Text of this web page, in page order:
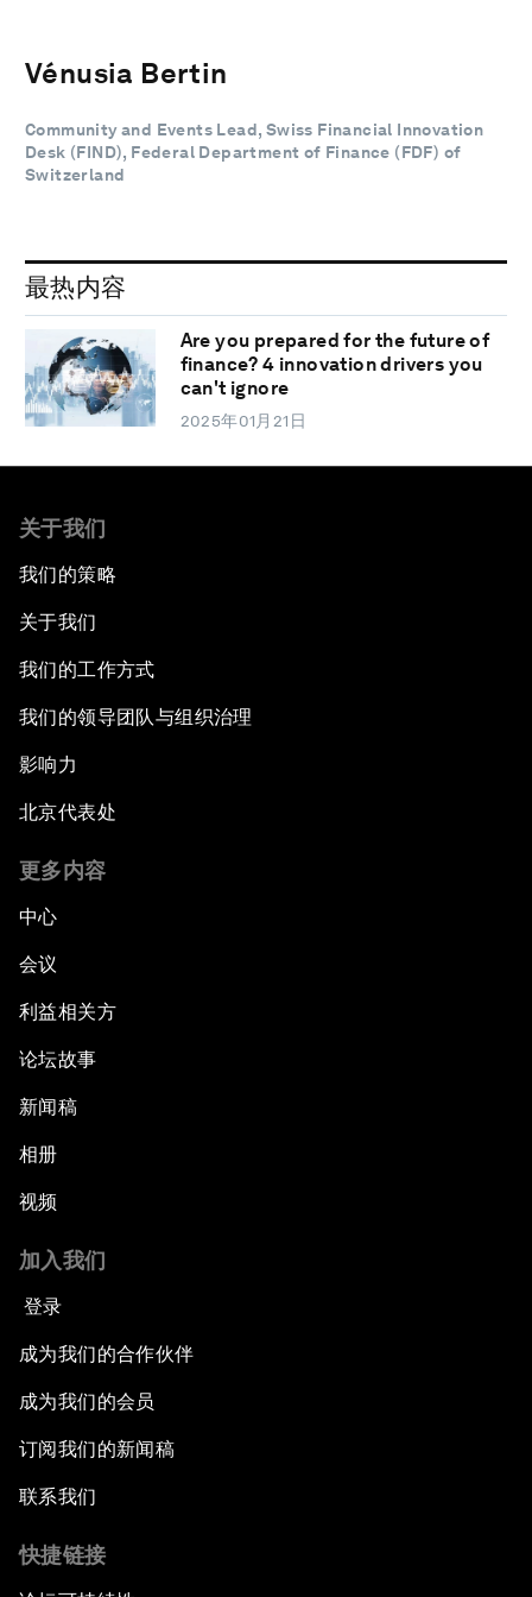
Vénusia Bertin
Community and Events Lead, Swiss Financial Innovation
Desk (FIND), Federal Department of Finance (FDF) of
Switzerland
最热内容
Are you prepared for the future of
finance? 4 innovation drivers you
can't ignore
2025年01月21日
关于我们
我们的策略
关于我们
我们的工作方式
我们的领导团队与组织治理
影响力
北京代表处
更多内容
中心
会议
利益相关方
论坛故事
新闻稿
相册
视频
加入我们
登录
成为我们的合作伙伴
成为我们的会员
订阅我们的新闻稿
联系我们
快捷链接